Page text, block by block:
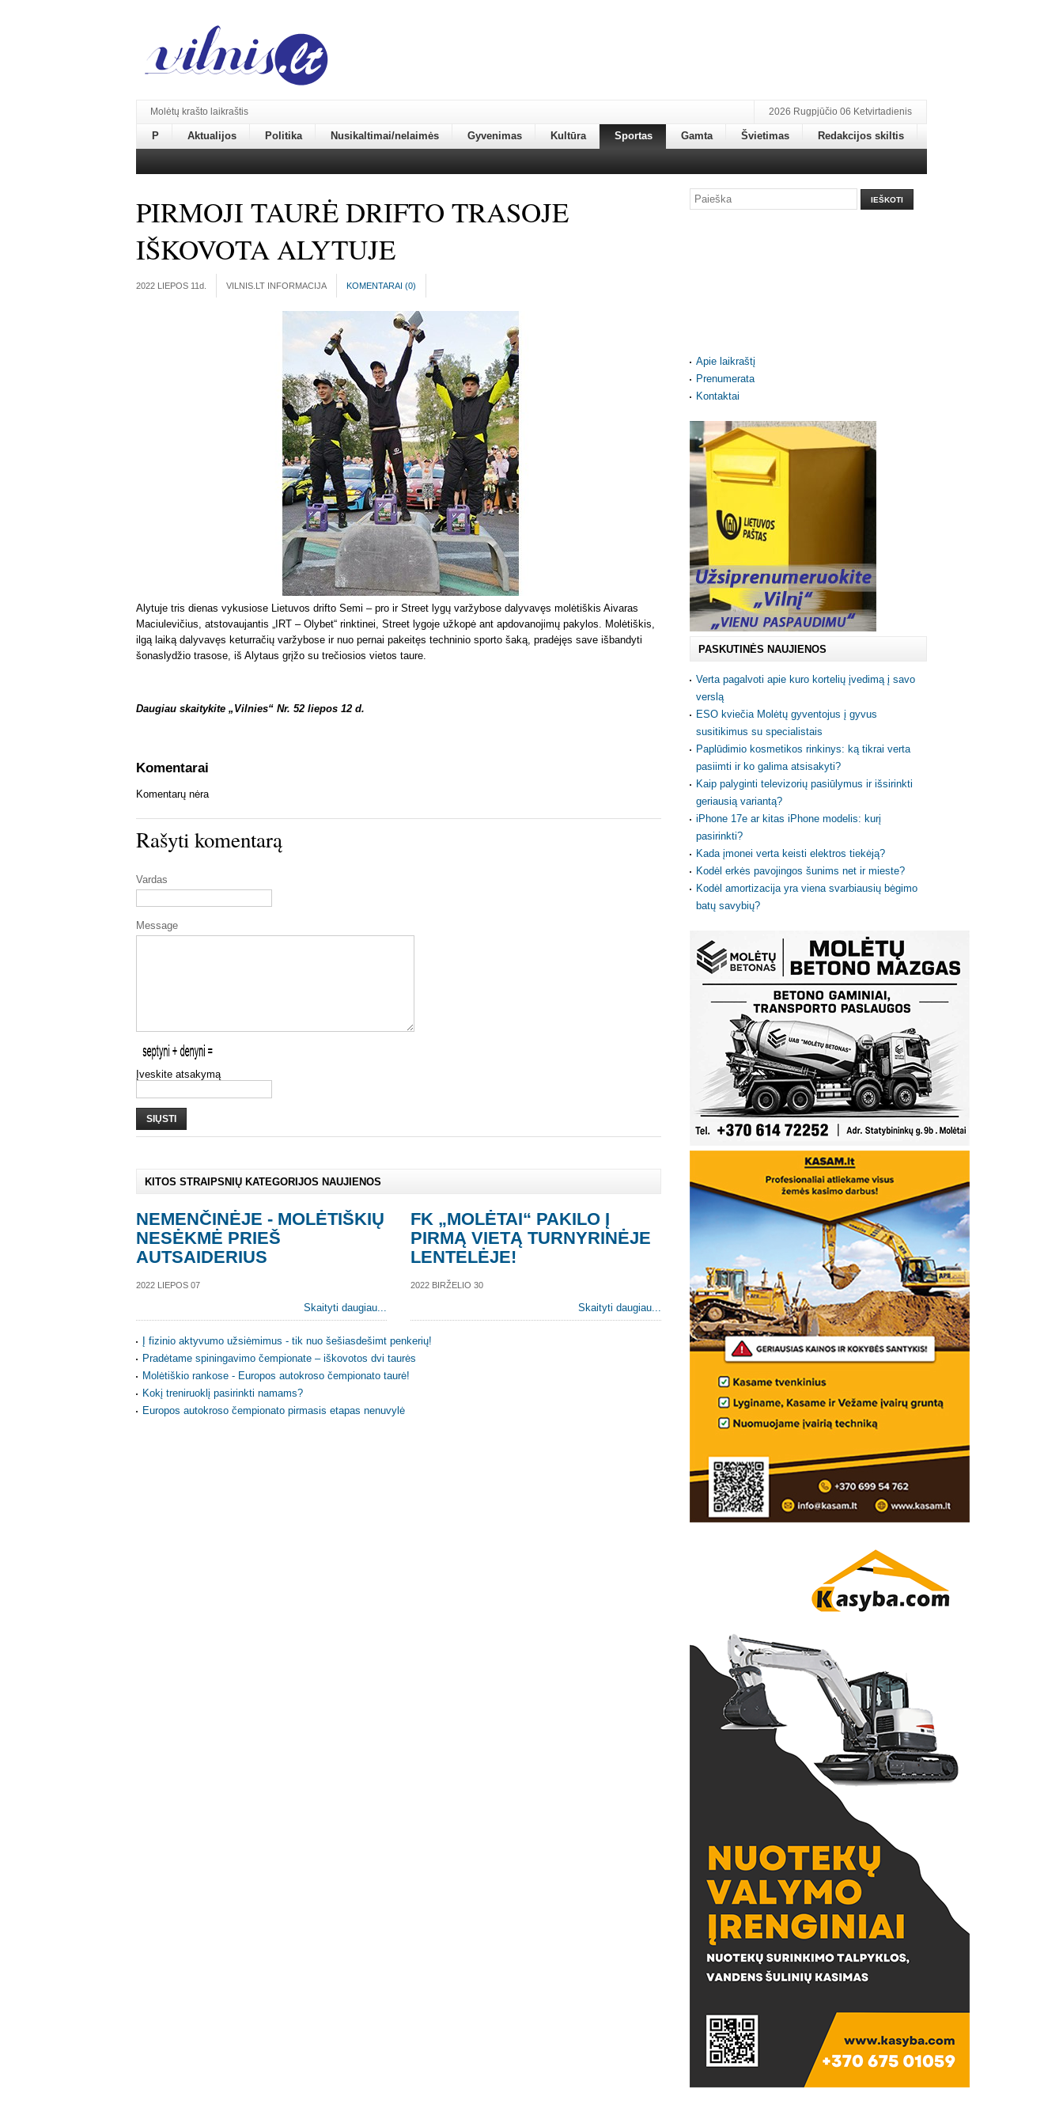
Molėtų krašto laikraštis 2026 Rugpjūčio 06 Ketvirtadienis
P Aktualijos Politika Nusikaltimai/nelaimės Gyvenimas Kultūra Sportas Gamta Švietimas Redakcijos skiltis
PIRMOJI TAURĖ DRIFTO TRASOJE
IŠKOVOTA ALYTUJE
2022 LIEPOS 11d. VILNIS.LT INFORMACIJA KOMENTARAI (0)
Alytuje tris dienas vykusiose Lietuvos drifto Semi – pro ir Street lygų varžybose dalyvavęs molėtiškis Aivaras
Maciulevičius, atstovaujantis „IRT – Olybet“ rinktinei, Street lygoje užkopė ant apdovanojimų pakylos. Molėtiškis,
ilgą laiką dalyvavęs keturračių varžybose ir nuo pernai pakeitęs techninio sporto šaką, pradėjęs save išbandyti
šonaslydžio trasose, iš Alytaus grįžo su trečiosios vietos taure.
Daugiau skaitykite „Vilnies“ Nr. 52 liepos 12 d.
Komentarai
Komentarų nėra
Rašyti komentarą
Vardas
Message
Įveskite atsakymą
SIŲSTI
KITOS STRAIPSNIŲ KATEGORIJOS NAUJIENOS
NEMENČINĖJE - MOLĖTIŠKIŲ
NESĖKMĖ PRIEŠ
AUTSAIDERIUS
2022 LIEPOS 07
Skaityti daugiau...
FK „MOLĖTAI“ PAKILO Į
PIRMĄ VIETĄ TURNYRINĖJE
LENTELĖJE!
2022 BIRŽELIO 30
Skaityti daugiau...
Į fizinio aktyvumo užsiėmimus - tik nuo šešiasdešimt penkerių!
Pradėtame spiningavimo čempionate – iškovotos dvi taurės
Molėtiškio rankose - Europos autokroso čempionato taurė!
Kokį treniruoklį pasirinkti namams?
Europos autokroso čempionato pirmasis etapas nenuvylė
Apie laikraštį
Prenumerata
Kontaktai
PASKUTINĖS NAUJIENOS
Verta pagalvoti apie kuro kortelių įvedimą į savo
verslą
ESO kviečia Molėtų gyventojus į gyvus
susitikimus su specialistais
Paplūdimio kosmetikos rinkinys: ką tikrai verta
pasiimti ir ko galima atsisakyti?
Kaip palyginti televizorių pasiūlymus ir išsirinkti
geriausią variantą?
iPhone 17e ar kitas iPhone modelis: kurį
pasirinkti?
Kada įmonei verta keisti elektros tiekėją?
Kodėl erkės pavojingos šunims net ir mieste?
Kodėl amortizacija yra viena svarbiausių bėgimo
batų savybių?